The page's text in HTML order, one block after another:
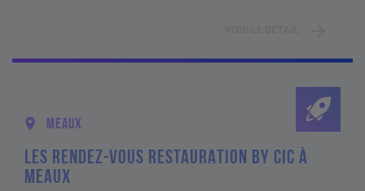
MEAUX
LES RENDEZ-VOUS RESTAURATION BY CIC À
MEAUX